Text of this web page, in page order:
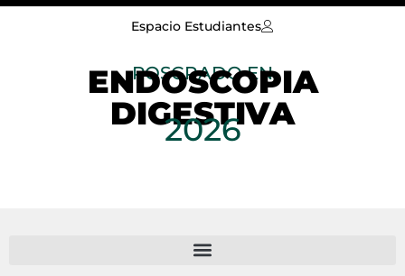
Espacio Estudiantes
POSGRADO EN
ENDOSCOPIA
DIGESTIVA
2026